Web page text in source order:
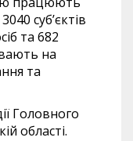
суб’єктів
та 682
на
та
Головного
області.